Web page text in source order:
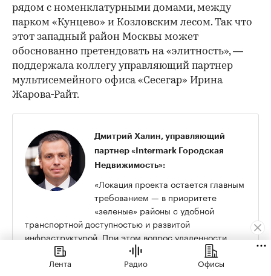
рядом с номенклатурными домами, между
парком «Кунцево» и Козловским лесом. Так что
этот западный район Москвы может
обоснованно претендовать на «элитность», —
поддержала коллегу управляющий партнер
мультисемейного офиса «Сесегар» Ирина
Жарова-Райт.
Дмитрий Халин, управляющий
партнер «Intermark Городская
Недвижимость»:
«Локация проекта остается главным
требованием — в приоритете
«зеленые» районы с удобной
транспортной доступностью и развитой
инфраструктурой. При этом вопрос удаленности
проекта от исторического центра постепенно теряет
приоритетность. Главное — хорошая экология и
Лента Радио Офисы